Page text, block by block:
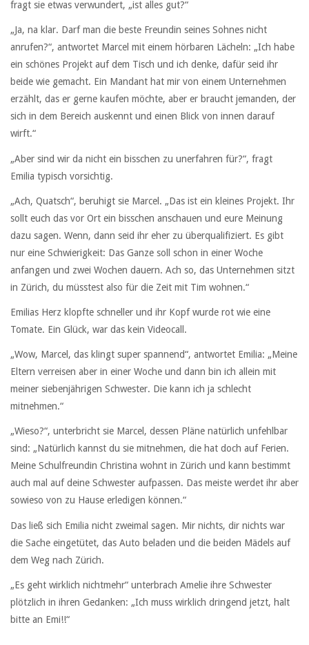
fragt sie etwas verwundert, „ist alles gut?“
„Ja, na klar. Darf man die beste Freundin seines Sohnes nicht
anrufen?“, antwortet Marcel mit einem hörbaren Lächeln: „Ich habe
ein schönes Projekt auf dem Tisch und ich denke, dafür seid ihr
beide wie gemacht. Ein Mandant hat mir von einem Unternehmen
erzählt, das er gerne kaufen möchte, aber er braucht jemanden, der
sich in dem Bereich auskennt und einen Blick von innen darauf
wirft.“
„Aber sind wir da nicht ein bisschen zu unerfahren für?“, fragt
Emilia typisch vorsichtig.
„Ach, Quatsch“, beruhigt sie Marcel. „Das ist ein kleines Projekt. Ihr
sollt euch das vor Ort ein bisschen anschauen und eure Meinung
dazu sagen. Wenn, dann seid ihr eher zu überqualifiziert. Es gibt
nur eine Schwierigkeit: Das Ganze soll schon in einer Woche
anfangen und zwei Wochen dauern. Ach so, das Unternehmen sitzt
in Zürich, du müsstest also für die Zeit mit Tim wohnen.“
Emilias Herz klopfte schneller und ihr Kopf wurde rot wie eine
Tomate. Ein Glück, war das kein Videocall.
„Wow, Marcel, das klingt super spannend“, antwortet Emilia: „Meine
Eltern verreisen aber in einer Woche und dann bin ich allein mit
meiner siebenjährigen Schwester. Die kann ich ja schlecht
mitnehmen.“
„Wieso?“, unterbricht sie Marcel, dessen Pläne natürlich unfehlbar
sind: „Natürlich kannst du sie mitnehmen, die hat doch auf Ferien.
Meine Schulfreundin Christina wohnt in Zürich und kann bestimmt
auch mal auf deine Schwester aufpassen. Das meiste werdet ihr aber
sowieso von zu Hause erledigen können.“
Das ließ sich Emilia nicht zweimal sagen. Mir nichts, dir nichts war
die Sache eingetütet, das Auto beladen und die beiden Mädels auf
dem Weg nach Zürich.
„Es geht wirklich nichtmehr“ unterbrach Amelie ihre Schwester
plötzlich in ihren Gedanken: „Ich muss wirklich dringend jetzt, halt
bitte an Emi!!“